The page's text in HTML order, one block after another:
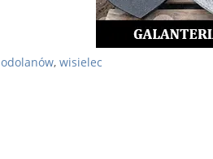
odolanów, wisielec